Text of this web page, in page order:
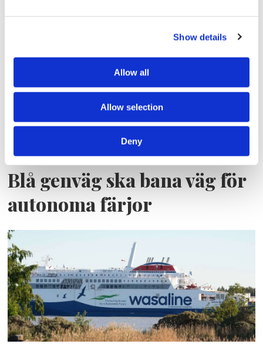
Show details
Allow all
Allow selection
Deny
Blå genväg ska bana väg för
autonoma färjor